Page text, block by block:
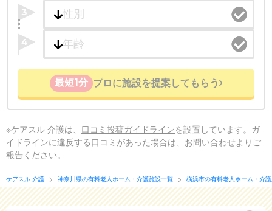
3
4
最短1分 プロに施設を提案してもらう
※ケアスル 介護は、 口コミ投稿ガイドラインを設置しています。ガ
イドラインに違反する口コミがあった場合は、お問い合わせよりご
報告ください。
ケアスル 介護 神奈川県の有料老人ホーム・介護施設一覧 横浜市の有料老人ホーム・介